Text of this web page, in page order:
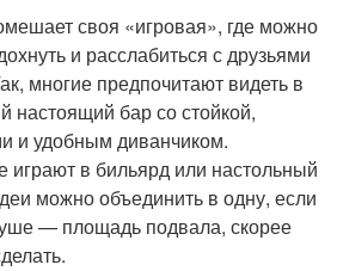
своя «игровая», где можно
и расслабиться с друзьями
многие предпочитают видеть в
настоящий бар со стойкой,
и удобным диванчиком.
играют в бильярд или настольный
можно объединить в одну, если
— площадь подвала, скорее